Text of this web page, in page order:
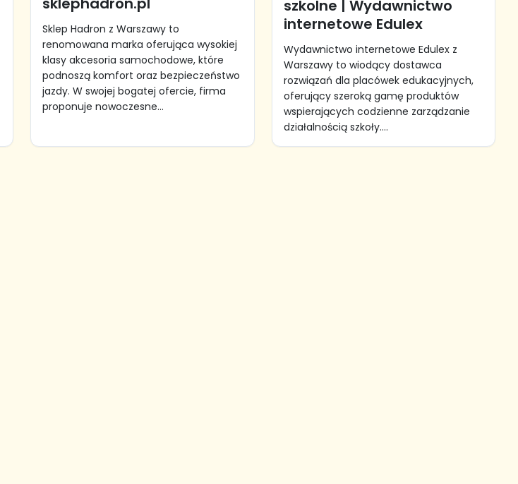
Sklep Hadron z Warszawy to
renomowana marka oferująca wysokiej
klasy akcesoria samochodowe, które
podnoszą komfort oraz bezpieczeństwo
jazdy. W swojej bogatej ofercie, firma
proponuje nowoczesne...
szkolne | Wydawnictwo
internetowe Edulex
Wydawnictwo internetowe Edulex z
Warszawy to wiodący dostawca
rozwiązań dla placówek edukacyjnych,
oferujący szeroką gamę produktów
wspierających codzienne zarządzanie
działalnością szkoły....